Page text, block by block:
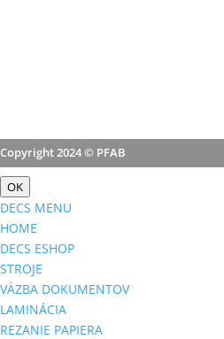
Copyright 2024 © PFAB
OK
DECS MENU
HOME
DECS ESHOP
STROJE
VÄZBA DOKUMENTOV
LAMINÁCIA
REZANIE PAPIERA